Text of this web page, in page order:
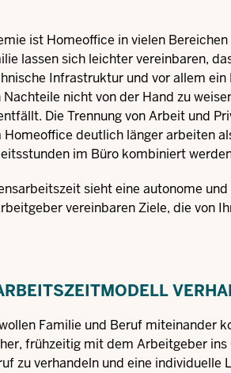
ist Homeoffice in vielen
lassen sich leichter vereinbaren,
Infrastruktur und vor allem
nicht von der Hand zu
Die Trennung von Arbeit und
deutlich länger arbeiten
im Büro kombiniert
sieht eine autonome
vereinbaren Ziele, die von
Familie und Beruf miteinander
frühzeitig mit dem Arbeitgeber
zu verhandeln und eine